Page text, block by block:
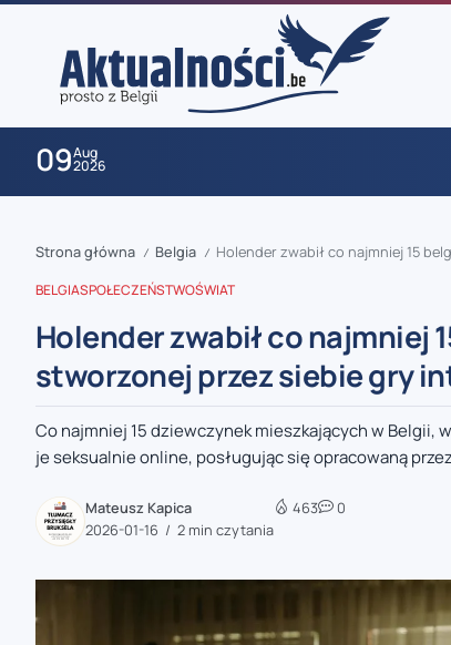
09Aug
2026
zaobserwuj nas
zaobserwuj nas
zaobserwuj nas
Strona główna / Belgia / Holender zwabił co najmniej 15
BELGIASPOŁECZEŃSTWOŚWIAT
Holender zwabił co najmniej
stworzonej przez siebie gry
Co najmniej 15 dziewczynek mieszkających w Belgii,
je seksualnie online, posługując się opracowaną
Mateusz Kapica
2026-01-16
2 min czytania
463 0